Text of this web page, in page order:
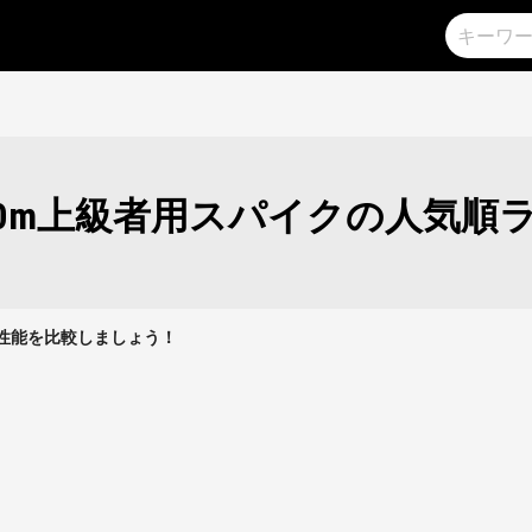
上級者用スパイクの人気順
能を比較しましょう！